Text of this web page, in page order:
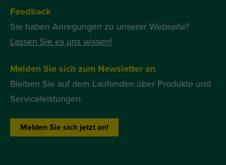
Feedback
Sie haben Anregungen zu unserer Webseite?
Lassen Sie es uns wissen!
Melden Sie sich zum Newsletter an
Bleiben Sie auf dem Laufenden über Produkte und
Serviceleistungen:
Melden Sie sich jetzt an!